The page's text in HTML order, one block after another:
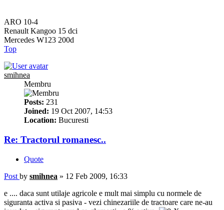
ARO 10-4
Renault Kangoo 15 dci
Mercedes W123 200d
Top
smihnea
Membru
Posts: 231
Joined: 19 Oct 2007, 14:53
Location: Bucuresti
Re: Tractorul romanesc..
Quote
Post by smihnea » 12 Feb 2009, 16:33
e .... daca sunt utilaje agricole e mult mai simplu cu normele de
siguranta activa si pasiva - vezi chinezariile de tractoare care ne-au